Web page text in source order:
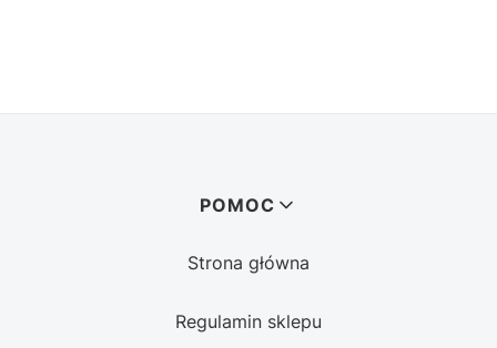
POMOC
Strona główna
Regulamin sklepu